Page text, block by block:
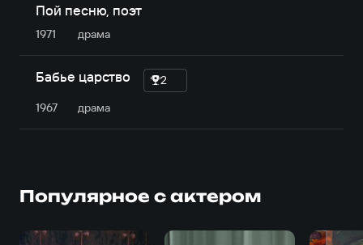
Пой песню, поэт
1971 драма
Бабье царство
2
1967
драма
Популярное с актером